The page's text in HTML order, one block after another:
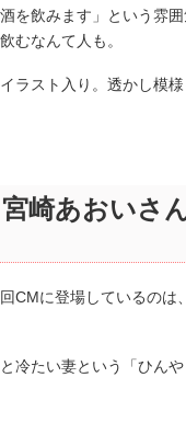
を飲みます」という雰
むなんて人も。
ラスト入り。透かし模
崎あおいさ
CMに登場しているのは
冷たい妻という「ひん